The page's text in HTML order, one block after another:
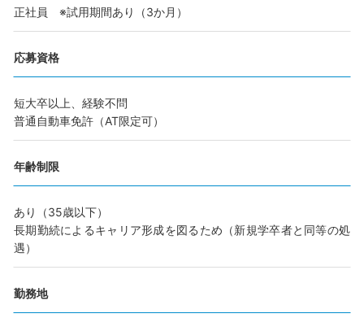
正社員 ※試用期間あり（3か月）
応募資格
短大卒以上、経験不問
普通自動車免許（AT限定可）
年齢制限
あり（35歳以下）
長期勤続によるキャリア形成を図るため（新規学卒者と同等の処
遇）
勤務地